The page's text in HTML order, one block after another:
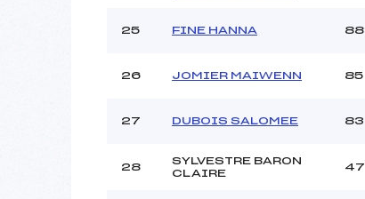
25 FINE HANNA 88
26 JOMIER MAIWENN 85
27 DUBOIS SALOMEE 83
28
SYLVESTRE BARON
CLAIRE
47